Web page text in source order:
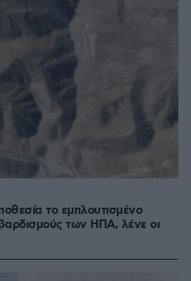
το εμπλουτισμένο
των ΗΠΑ, λένε οι